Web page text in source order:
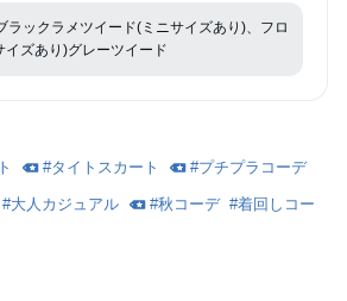
ラックラメツイード(ミニサイズあり)、フロ
イズあり)グレーツイード
#タイトスカート #プチプラコーデ
#大人カジュアル #秋コーデ #着回しコー